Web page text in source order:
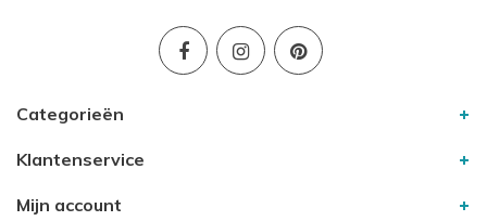
Categorieën
Klantenservice
Mijn account